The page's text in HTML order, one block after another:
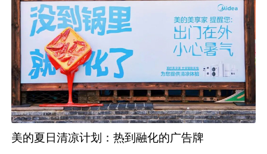
美的夏日清凉计划：热到融化的广告牌